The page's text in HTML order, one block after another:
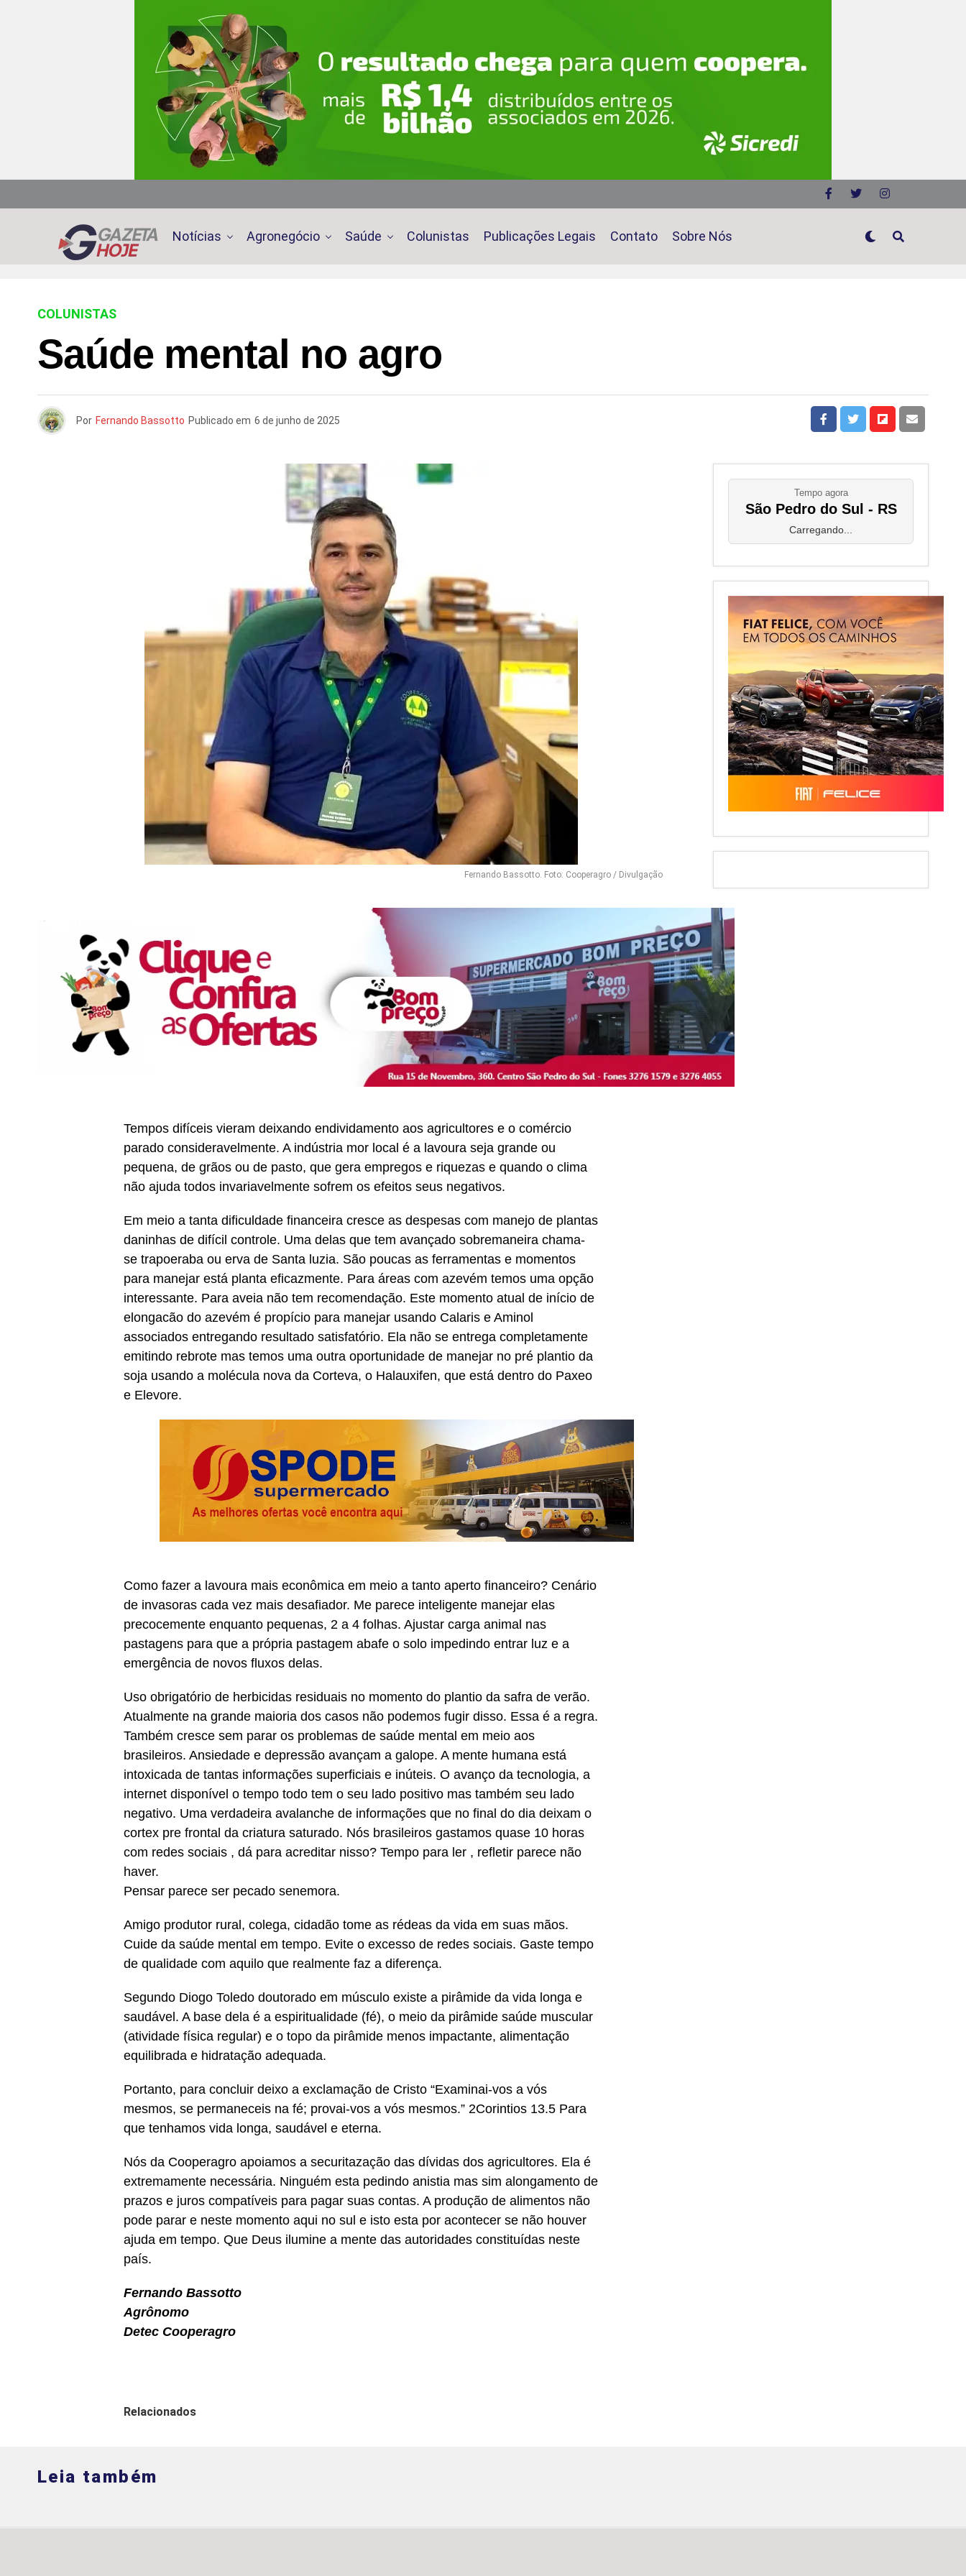
Notícias Agronegócio Saúde Colunistas Publicações Legais Contato Sobre Nós
COLUNISTAS
Saúde mental no agro
Por Fernando Bassotto Publicado em 6 de junho de 2025
Fernando Bassotto. Foto: Cooperagro / Divulgação
Tempos difíceis vieram deixando endividamento aos agricultores e o comércio
parado consideravelmente. A indústria mor local é a lavoura seja grande ou
pequena, de grãos ou de pasto, que gera empregos e riquezas e quando o clima
não ajuda todos invariavelmente sofrem os efeitos seus negativos.
Em meio a tanta dificuldade financeira cresce as despesas com manejo de plantas
daninhas de difícil controle. Uma delas que tem avançado sobremaneira chama-
se trapoeraba ou erva de Santa luzia. São poucas as ferramentas e momentos
para manejar está planta eficazmente. Para áreas com azevém temos uma opção
interessante. Para aveia não tem recomendação. Este momento atual de início de
elongacão do azevém é propício para manejar usando Calaris e Aminol
associados entregando resultado satisfatório. Ela não se entrega completamente
emitindo rebrote mas temos uma outra oportunidade de manejar no pré plantio da
soja usando a molécula nova da Corteva, o Halauxifen, que está dentro do Paxeo
e Elevore.
Como fazer a lavoura mais econômica em meio a tanto aperto financeiro? Cenário
de invasoras cada vez mais desafiador. Me parece inteligente manejar elas
precocemente enquanto pequenas, 2 a 4 folhas. Ajustar carga animal nas
pastagens para que a própria pastagem abafe o solo impedindo entrar luz e a
emergência de novos fluxos delas.
Uso obrigatório de herbicidas residuais no momento do plantio da safra de verão.
Atualmente na grande maioria dos casos não podemos fugir disso. Essa é a regra.
Também cresce sem parar os problemas de saúde mental em meio aos
brasileiros. Ansiedade e depressão avançam a galope. A mente humana está
intoxicada de tantas informações superficiais e inúteis. O avanço da tecnologia, a
internet disponível o tempo todo tem o seu lado positivo mas também seu lado
negativo. Uma verdadeira avalanche de informações que no final do dia deixam o
cortex pre frontal da criatura saturado. Nós brasileiros gastamos quase 10 horas
com redes sociais , dá para acreditar nisso? Tempo para ler , refletir parece não
haver.
Pensar parece ser pecado senemora.
Amigo produtor rural, colega, cidadão tome as rédeas da vida em suas mãos.
Cuide da saúde mental em tempo. Evite o excesso de redes sociais. Gaste tempo
de qualidade com aquilo que realmente faz a diferença.
Segundo Diogo Toledo doutorado em músculo existe a pirâmide da vida longa e
saudável. A base dela é a espiritualidade (fé), o meio da pirâmide saúde muscular
(atividade física regular) e o topo da pirâmide menos impactante, alimentação
equilibrada e hidratação adequada.
Portanto, para concluir deixo a exclamação de Cristo “Examinai-vos a vós
mesmos, se permaneceis na fé; provai-vos a vós mesmos.” 2Corintios 13.5 Para
que tenhamos vida longa, saudável e eterna.
Nós da Cooperagro apoiamos a securitazação das dívidas dos agricultores. Ela é
extremamente necessária. Ninguém esta pedindo anistia mas sim alongamento de
prazos e juros compatíveis para pagar suas contas. A produção de alimentos não
pode parar e neste momento aqui no sul e isto esta por acontecer se não houver
ajuda em tempo. Que Deus ilumine a mente das autoridades constituídas neste
país.
Fernando Bassotto
Agrônomo
Detec Cooperagro
Relacionados
Tempo agora
São Pedro do Sul - RS
Carregando...
Leia também